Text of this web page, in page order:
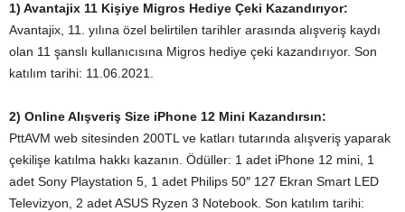
1) Avantajix 11 Kişiye Migros Hediye Çeki Kazandırıyor:
Avantajix, 11. yılına özel belirtilen tarihler arasında alışveriş kaydı
olan 11 şanslı kullanıcısına Migros hediye çeki kazandırıyor. Son
katılım tarihi: 11.06.2021.
2) Online Alışveriş Size iPhone 12 Mini Kazandırsın:
PttAVM web sitesinden 200TL ve katları tutarında alışveriş yaparak
çekilişe katılma hakkı kazanın. Ödüller: 1 adet iPhone 12 mini, 1
adet Sony Playstation 5, 1 adet Philips 50″ 127 Ekran Smart LED
Televizyon, 2 adet ASUS Ryzen 3 Notebook. Son katılım tarihi: